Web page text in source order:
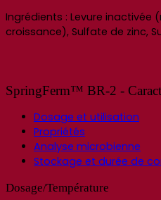
Ingrédients : Levure inactivée
croissance), Sulfate de zinc,
SpringFerm™ BR-2 -
Dosage et utilisation
Propriétés
Analyse microbienne
Stockage et durée de
Dosage/Température